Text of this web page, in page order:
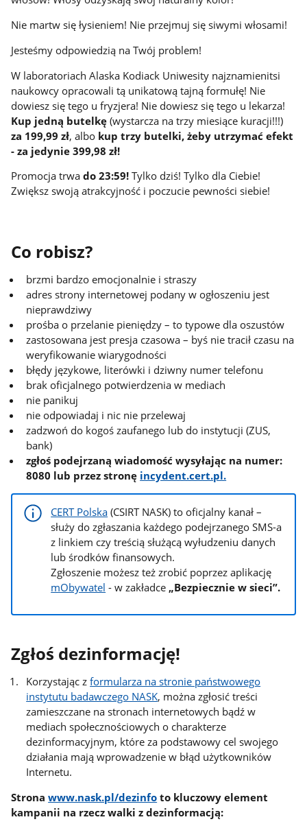
Nie martw się łysieniem! Nie przejmuj się siwymi włosami!
Jesteśmy odpowiedzią na Twój problem!
W laboratoriach Alaska Kodiack Uniwesity najznamienitsi
naukowcy opracowali tą unikatową tajną formułę! Nie
dowiesz się tego u fryzjera! Nie dowiesz się tego u lekarza!
Kup jedną butelkę (wystarcza na trzy miesiące kuracji!!!)
za 199,99 zł, albo kup trzy butelki, żeby utrzymać efekt
- za jedynie 399,98 zł!
Promocja trwado 23:59!Tylko dziś! Tylko dla Ciebie!
Zwiększ swoją atrakcyjność i poczucie pewności siebie!
Co robisz?
brzmi bardzo emocjonalnie i straszy
adres strony internetowej podany w ogłoszeniu jest
nieprawdziwy
prośba o przelanie pieniędzy – to typowe dla oszustów
zastosowana jest presja czasowa – byś nie tracił czasu na
weryfikowanie wiarygodności
błędy językowe, literówki i dziwny numer telefonu
brak oficjalnego potwierdzenia w mediach
nie panikuj
nie odpowiadaj i nic nie przelewaj
zadzwoń do kogoś zaufanego lub do instytucji (ZUS,
bank)
zgłoś podejrzaną wiadomość wysyłając na numer:
8080 lub przez stronę incydent.cert.pl.
CERT Polska (CSIRT NASK) to oficjalny kanał –
służy do zgłaszania każdego podejrzanego SMS-a
z linkiem czy treścią służącą wyłudzeniu danych
lub środków finansowych.
Zgłoszenie możesz też zrobić poprzez aplikację
mObywatel - w zakładce „Bezpiecznie w sieci”.
Zgłoś dezinformację!
Korzystając zformularza na stronie państwowego
instytutu badawczego NASK, można zgłosić treści
zamieszczane na stronach internetowych bądź w
mediach społecznościowych o charakterze
dezinformacyjnym, które za podstawowy cel swojego
działania mają wprowadzenie w błąd użytkowników
Internetu.
Stronawww.nask.pl/dezinfo to kluczowy element
kampanii na rzecz walki z dezinformacją: